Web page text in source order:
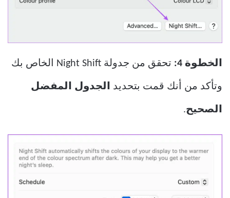
الخطوة 4: تحقق من جدولة Night Shift الخاص بك
وتأكد من أنك قمت بتحديد الجدول المفضل
الصحيح.